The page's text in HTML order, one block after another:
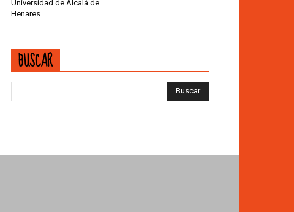
Universidad de Alcalá de
Henares
BUSCAR